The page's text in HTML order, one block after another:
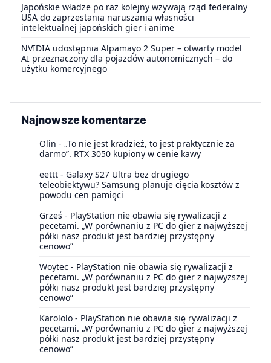
Japońskie władze po raz kolejny wzywają rząd federalny
USA do zaprzestania naruszania własności
intelektualnej japońskich gier i anime
NVIDIA udostępnia Alpamayo 2 Super – otwarty model
AI przeznaczony dla pojazdów autonomicznych – do
użytku komercyjnego
Najnowsze komentarze
Olin - „To nie jest kradzież, to jest praktycznie za
darmo”. RTX 3050 kupiony w cenie kawy
eettt - Galaxy S27 Ultra bez drugiego
teleobiektywu? Samsung planuje cięcia kosztów z
powodu cen pamięci
Grześ - PlayStation nie obawia się rywalizacji z
pecetami. „W porównaniu z PC do gier z najwyższej
półki nasz produkt jest bardziej przystępny
cenowo”
Woytec - PlayStation nie obawia się rywalizacji z
pecetami. „W porównaniu z PC do gier z najwyższej
półki nasz produkt jest bardziej przystępny
cenowo”
Karololo - PlayStation nie obawia się rywalizacji z
pecetami. „W porównaniu z PC do gier z najwyższej
półki nasz produkt jest bardziej przystępny
cenowo”